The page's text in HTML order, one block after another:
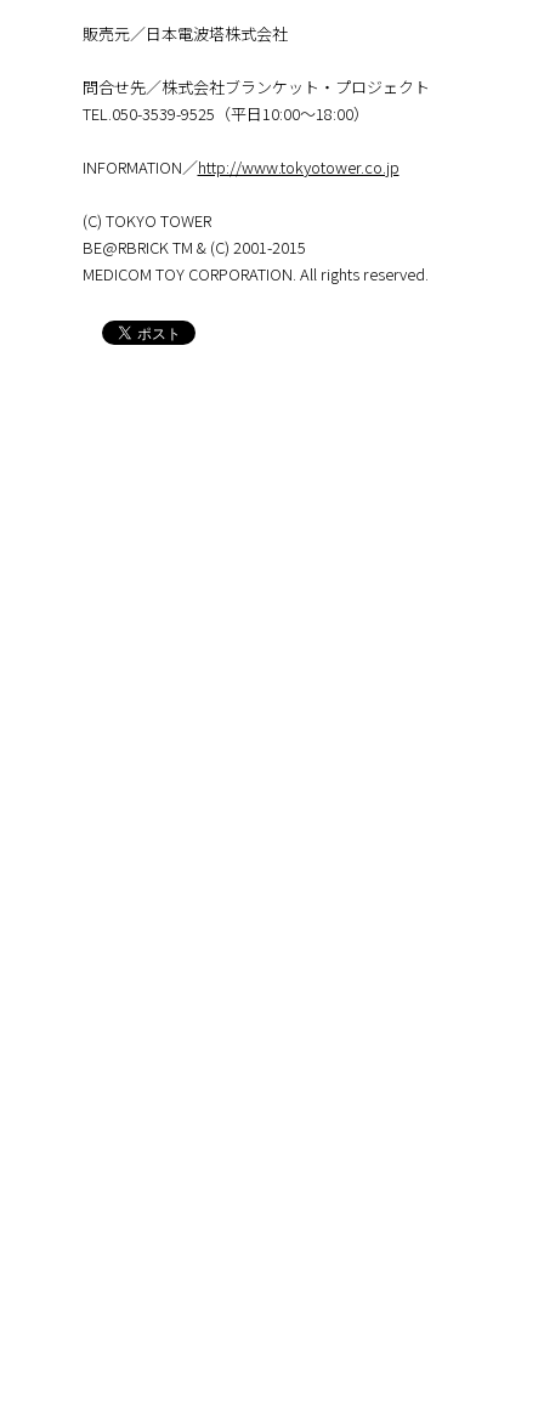
販売元／日本電波塔株式会社
問合せ先／株式会社ブランケット・プロジェクト
TEL.050-3539-9525（平日10:00～18:00）
INFORMATION／http://www.tokyotower.co.jp
(C) TOKYO TOWER
BE@RBRICK TM & (C) 2001-2015
MEDICOM TOY CORPORATION. All rights reserved.